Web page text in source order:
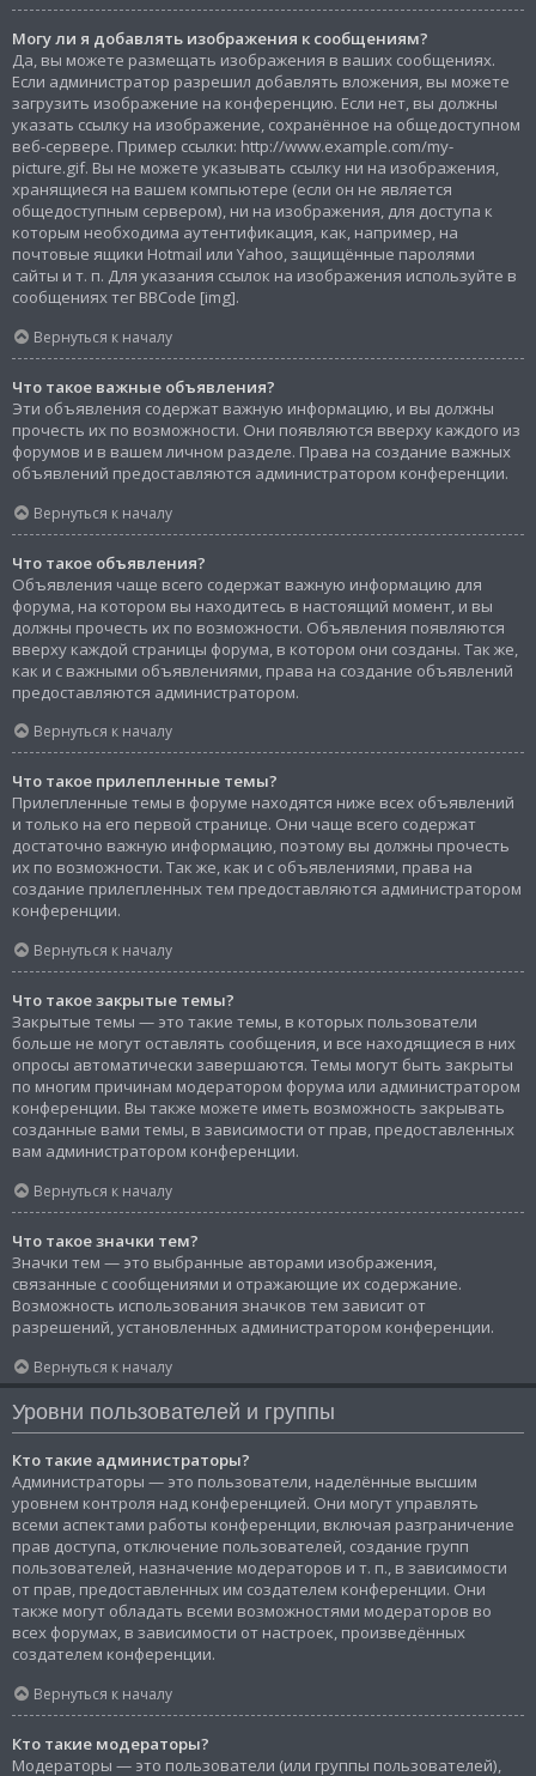
Могу ли я добавлять изображения к сообщениям?
Да, вы можете размещать изображения в ваших сообщениях.
Если администратор разрешил добавлять вложения, вы можете
загрузить изображение на конференцию. Если нет, вы должны
указать ссылку на изображение, сохранённое на общедоступном
веб-сервере. Пример ссылки: http://www.example.com/my-
picture.gif. Вы не можете указывать ссылку ни на изображения,
хранящиеся на вашем компьютере (если он не является
общедоступным сервером), ни на изображения, для доступа к
которым необходима аутентификация, как, например, на
почтовые ящики Hotmail или Yahoo, защищённые паролями
сайты и т. п. Для указания ссылок на изображения используйте в
сообщениях тег BBCode [img].
Вернуться к началу
Что такое важные объявления?
Эти объявления содержат важную информацию, и вы должны
прочесть их по возможности. Они появляются вверху каждого из
форумов и в вашем личном разделе. Права на создание важных
объявлений предоставляются администратором конференции.
Вернуться к началу
Что такое объявления?
Объявления чаще всего содержат важную информацию для
форума, на котором вы находитесь в настоящий момент, и вы
должны прочесть их по возможности. Объявления появляются
вверху каждой страницы форума, в котором они созданы. Так же,
как и с важными объявлениями, права на создание объявлений
предоставляются администратором.
Вернуться к началу
Что такое прилепленные темы?
Прилепленные темы в форуме находятся ниже всех объявлений
и только на его первой странице. Они чаще всего содержат
достаточно важную информацию, поэтому вы должны прочесть
их по возможности. Так же, как и с объявлениями, права на
создание прилепленных тем предоставляются администратором
конференции.
Вернуться к началу
Что такое закрытые темы?
Закрытые темы — это такие темы, в которых пользователи
больше не могут оставлять сообщения, и все находящиеся в них
опросы автоматически завершаются. Темы могут быть закрыты
по многим причинам модератором форума или администратором
конференции. Вы также можете иметь возможность закрывать
созданные вами темы, в зависимости от прав, предоставленных
вам администратором конференции.
Вернуться к началу
Что такое значки тем?
Значки тем — это выбранные авторами изображения,
связанные с сообщениями и отражающие их содержание.
Возможность использования значков тем зависит от
разрешений, установленных администратором конференции.
Вернуться к началу
Уровни пользователей и группы
Кто такие администраторы?
Администраторы — это пользователи, наделённые высшим
уровнем контроля над конференцией. Они могут управлять
всеми аспектами работы конференции, включая разграничение
прав доступа, отключение пользователей, создание групп
пользователей, назначение модераторов и т. п., в зависимости
от прав, предоставленных им создателем конференции. Они
также могут обладать всеми возможностями модераторов во
всех форумах, в зависимости от настроек, произведённых
создателем конференции.
Вернуться к началу
Кто такие модераторы?
Модераторы — это пользователи (или группы пользователей),